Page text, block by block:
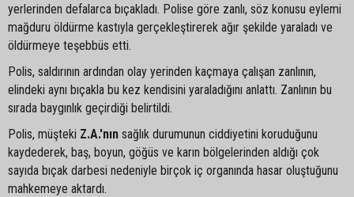
yerlerinden defalarca bıçakladı. Polise göre zanlı, söz konusu eylemi
mağduru öldürme kastıyla gerçekleştirerek ağır şekilde yaraladı ve
öldürmeye teşebbüs etti.
Polis, saldırının ardından olay yerinden kaçmaya çalışan zanlının,
elindeki aynı bıçakla bu kez kendisini yaraladığını anlattı. Zanlının bu
sırada baygınlık geçirdiği belirtildi.
Polis, müşteki Z.A.'nın sağlık durumunun ciddiyetini koruduğunu
kaydederek, baş, boyun, göğüs ve karın bölgelerinden aldığı çok
sayıda bıçak darbesi nedeniyle birçok iç organında hasar oluştuğunu
mahkemeye aktardı.